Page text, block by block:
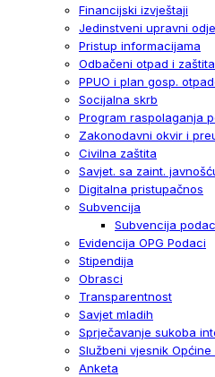
Financijski izvještaji
Jedinstveni upravni
Pristup informacijama
Odbačeni otpad i
PPUO i plan gosp.
Socijalna skrb
Program raspolaganja
Zakonodavni okvir i
Civilna zaštita
Savjet. sa zaint.
Digitalna pristupačnos
Subvencija
Subvencija
Evidencija OPG Podaci
Stipendija
Obrasci
Transparentnost
Savjet mladih
Sprječavanje sukoba
Službeni vjesnik
Anketa